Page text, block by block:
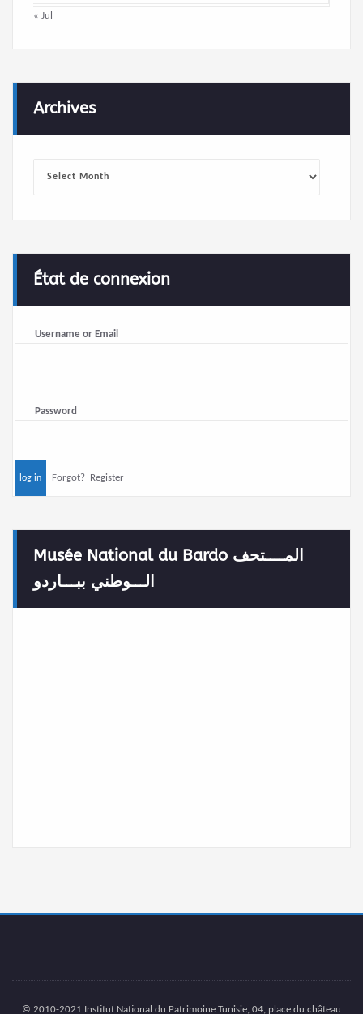
« Jul
Archives
État de connexion
Username or Email
Password
Forgot? Register
Musée National du Bardo المــــتحف
الـــوطني ببـــاردو
© 2010-2021 Institut National du Patrimoine Tunisie, 04, place du château